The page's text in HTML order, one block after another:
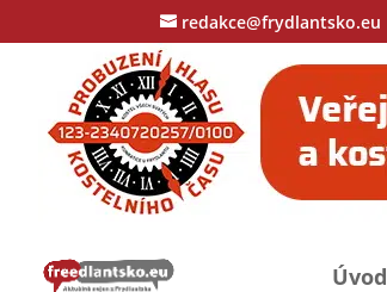
redakce@frydlantsko.eu
Úvod